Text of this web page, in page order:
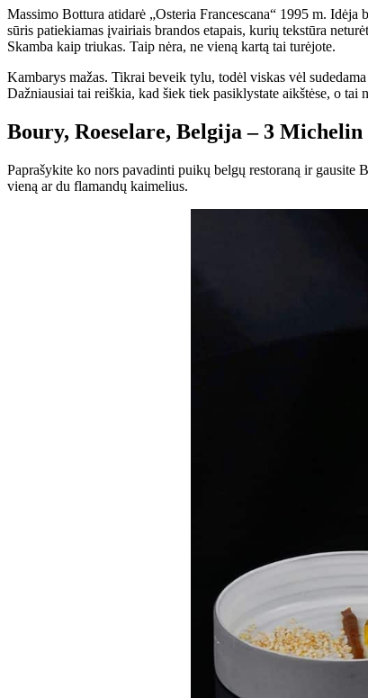
Massimo Bottura atidarė „Osteria Francescana“ 1995 m.
sūris patiekiamas įvairiais brandos etapais, kurių tekstūra
Skamba kaip triukas. Taip nėra, ne vieną kartą tai turėjote.
Kambarys mažas. Tikrai beveik tylu, todėl viskas vėl
Dažniausiai tai reiškia, kad šiek tiek pasiklystate aikštėse, o tai
Boury, Roeselare, Belgija – 3 Michelin
Paprašykite ko nors pavadinti puikų belgų restoraną ir gausite
vieną ar du flamandų kaimelius.